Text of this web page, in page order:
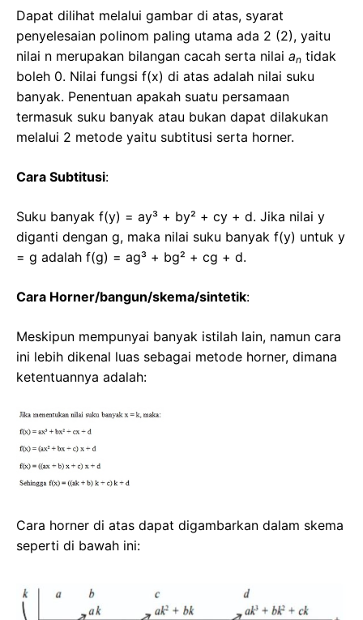
Dapat dilihat melalui gambar di atas, syarat
penyelesaian polinom paling utama ada 2 (2), yaitu
nilai n merupakan bilangan cacah serta nilai an tidak
boleh 0. Nilai fungsi f(x) di atas adalah nilai suku
banyak. Penentuan apakah suatu persamaan
termasuk suku banyak atau bukan dapat dilakukan
melalui 2 metode yaitu subtitusi serta horner.
Cara Subtitusi:
Suku banyak f(y) = ay³ + by² + cy + d. Jika nilai y
diganti dengan g, maka nilai suku banyak f(y) untuk y
= g adalah f(g) = ag³ + bg² + cg + d.
Cara Horner/bangun/skema/sintetik:
Meskipun mempunyai banyak istilah lain, namun cara
ini lebih dikenal luas sebagai metode horner, dimana
ketentuannya adalah:
Cara horner di atas dapat digambarkan dalam skema
seperti di bawah ini: